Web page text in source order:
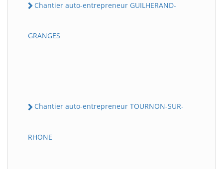
Chantier auto-entrepreneur GUILHERAND-
GRANGES
Chantier auto-entrepreneur TOURNON-SUR-
RHONE